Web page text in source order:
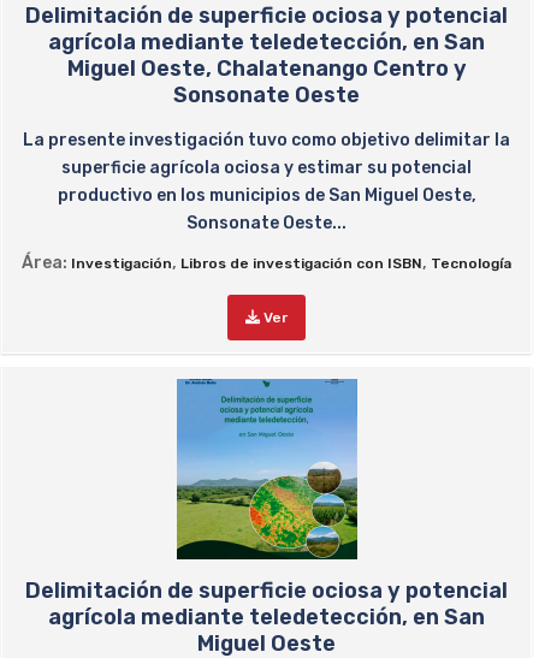
Delimitación de superficie ociosa y potencial
agrícola mediante teledetección, en San
Miguel Oeste, Chalatenango Centro y
Sonsonate Oeste
La presente investigación tuvo como objetivo delimitar la
superficie agrícola ociosa y estimar su potencial
productivo en los municipios de San Miguel Oeste,
Sonsonate Oeste...
Área: Investigación, Libros de investigación con ISBN, Tecnología
Ver
Delimitación de superficie ociosa y potencial
agrícola mediante teledetección, en San
Miguel Oeste